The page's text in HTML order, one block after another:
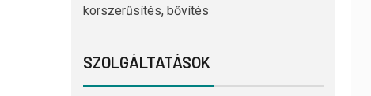
korszerűsítés, bővítés
SZOLGÁLTATÁSOK